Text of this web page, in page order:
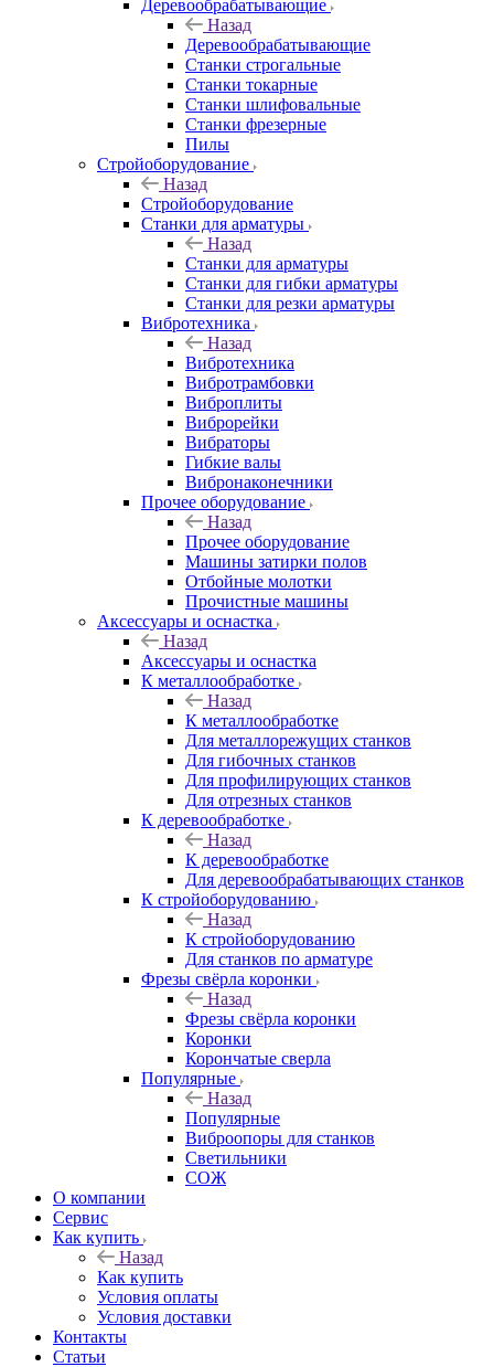
Деревообрабатывающие
Назад
Деревообрабатывающие
Станки строгальные
Станки токарные
Станки шлифовальные
Станки фрезерные
Пилы
Стройоборудование
Назад
Стройоборудование
Станки для арматуры
Назад
Станки для арматуры
Станки для гибки арматуры
Станки для резки арматуры
Вибротехника
Назад
Вибротехника
Вибротрамбовки
Виброплиты
Виброрейки
Вибраторы
Гибкие валы
Вибронаконечники
Прочее оборудование
Назад
Прочее оборудование
Машины затирки полов
Отбойные молотки
Прочистные машины
Аксeccyapы и оснастка
Назад
Аксeccyapы и оснастка
К металлообработке
Назад
К металлообработке
Для металлорежущих станков
Для гибочных станков
Для профилирующих станков
Для отрезных станков
К деревообработке
Назад
К деревообработке
Для деревообрабатывающих станков
К стройоборудованию
Назад
К стройоборудованию
Для станков по арматуре
Фрезы свёрла коронки
Назад
Фрезы свёрла коронки
Коронки
Корончатые сверла
Популярные
Назад
Популярные
Виброопоры для станков
Светильники
СОЖ
О компании
Сервис
Как купить
Назад
Как купить
Условия оплаты
Условия доставки
Контакты
Статьи